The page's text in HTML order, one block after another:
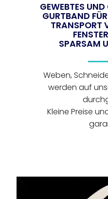
GEWEBTES UND
URTBAND FÜR
RANSPORT
SPARSAM
Weben,
werden auf
Kleine Preise